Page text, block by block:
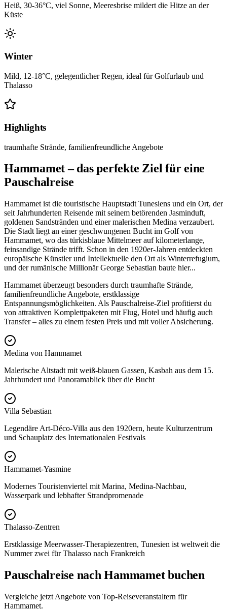
Heiß, 30-36°C, viel Sonne, Meeresbrise mildert die Hitze an der
Küste
Winter
Mild, 12-18°C, gelegentlicher Regen, ideal für Golfurlaub und
Thalasso
Highlights
traumhafte Strände, familienfreundliche Angebote
Hammamet – das perfekte Ziel für eine
Pauschalreise
Hammamet ist die touristische Hauptstadt Tunesiens und ein Ort, der
seit Jahrhunderten Reisende mit seinem betörenden Jasminduft,
goldenen Sandstränden und einer malerischen Medina verzaubert.
Die Stadt liegt an einer geschwungenen Bucht im Golf von
Hammamet, wo das türkisblaue Mittelmeer auf kilometerlange,
feinsandige Strände trifft. Schon in den 1920er-Jahren entdeckten
europäische Künstler und Intellektuelle den Ort als Winterrefugium,
und der rumänische Millionär George Sebastian baute hier...
Hammamet überzeugt besonders durch traumhafte Strände,
familienfreundliche Angebote, erstklassige
Entspannungsmöglichkeiten. Als Pauschalreise-Ziel profitierst du
von attraktiven Komplettpaketen mit Flug, Hotel und häufig auch
Transfer – alles zu einem festen Preis und mit voller Absicherung.
Medina von Hammamet
Malerische Altstadt mit weiß-blauen Gassen, Kasbah aus dem 15.
Jahrhundert und Panoramablick über die Bucht
Villa Sebastian
Legendäre Art-Déco-Villa aus den 1920ern, heute Kulturzentrum
und Schauplatz des Internationalen Festivals
Hammamet-Yasmine
Modernes Touristenviertel mit Marina, Medina-Nachbau,
Wasserpark und lebhafter Strandpromenade
Thalasso-Zentren
Erstklassige Meerwasser-Therapiezentren, Tunesien ist weltweit die
Nummer zwei für Thalasso nach Frankreich
Pauschalreise nach Hammamet buchen
Vergleiche jetzt Angebote von Top-Reiseveranstaltern für
Hammamet.